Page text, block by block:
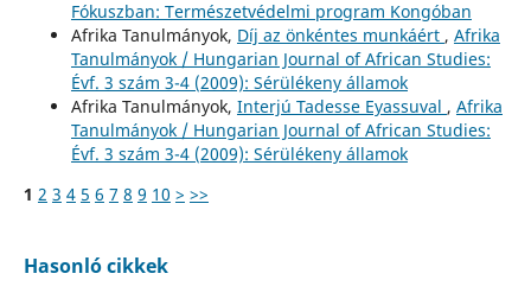
Fókuszban: Természetvédelmi program Kongóban
Afrika Tanulmányok, Díj az önkéntes munkáért , Afrika
Tanulmányok / Hungarian Journal of African Studies:
Évf. 3 szám 3-4 (2009): Sérülékeny államok
Afrika Tanulmányok, Interjú Tadesse Eyassuval , Afrika
Tanulmányok / Hungarian Journal of African Studies:
Évf. 3 szám 3-4 (2009): Sérülékeny államok
1 2 3 4 5 6 7 8 9 10 > >>
Hasonló cikkek